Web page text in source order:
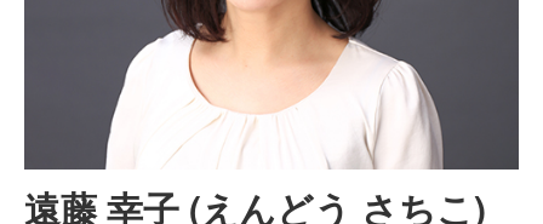
遠藤 幸子 (えんどう さちこ)